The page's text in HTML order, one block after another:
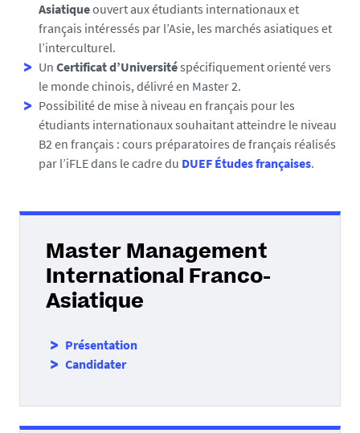
Asiatiqueouvert aux étudiants internationaux et
français intéressés par l’Asie, les marchés asiatiques et
l’interculturel.
Un Certificat d’Universitéspécifiquement orienté vers
le monde chinois, délivré en Master 2.
Possibilité de mise à niveau en français pour les
étudiants internationaux souhaitant atteindre le niveau
B2 en français : cours préparatoires de français réalisés
par l’iFLE dans le cadre du DUEF Études françaises.
Master Management
International Franco-
Asiatique
Présentation
Candidater